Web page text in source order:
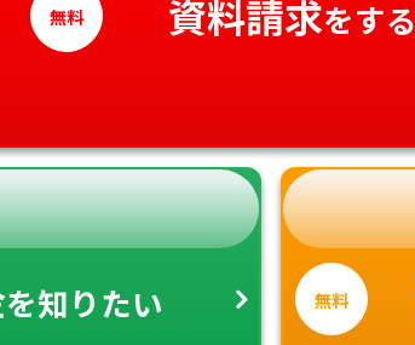
無料 資料請求をする
を知りたい 無料